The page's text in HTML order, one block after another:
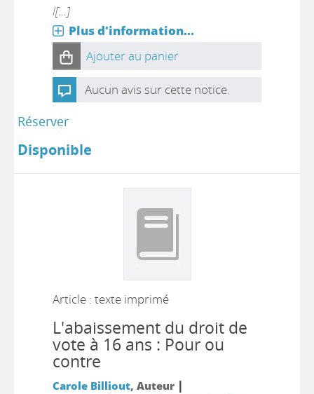
l[...]
Plus d'information...
Ajouter au panier
Aucun avis sur cette notice.
Réserver
Disponible
Article : texte imprimé
L'abaissement du droit de
vote à 16 ans : Pour ou
contre
Carole Billiout, Auteur |